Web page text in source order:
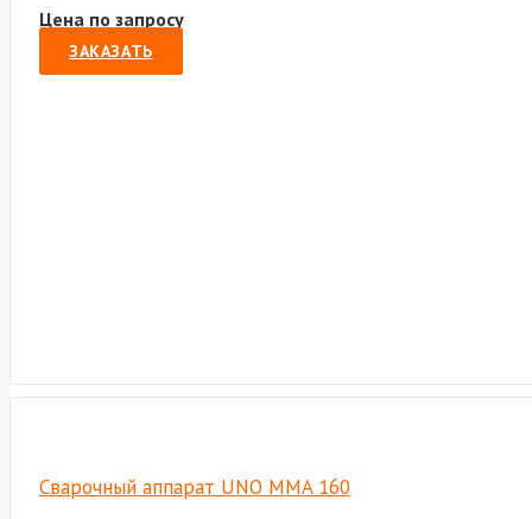
Цена по запросу
ЗАКАЗАТЬ
Сварочный аппарат UNO MMA 160